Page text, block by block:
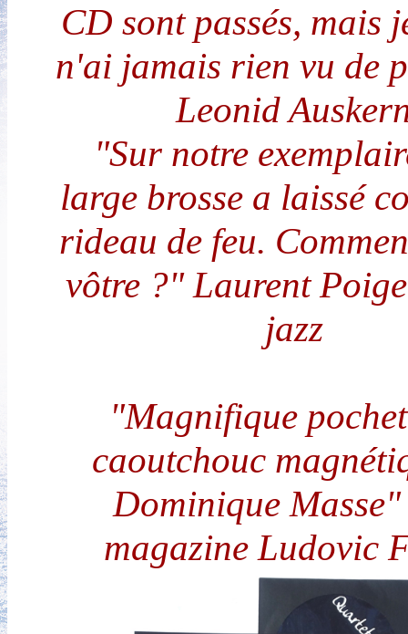
CD sont passés, mais
n'ai jamais rien vu de
Leonid
"Sur notre
large brosse a laissé
rideau de feu.
vôtre ?" Laurent
jazz
"Magnifique
caoutchouc
Dominique Masse"
magazine Ludovic